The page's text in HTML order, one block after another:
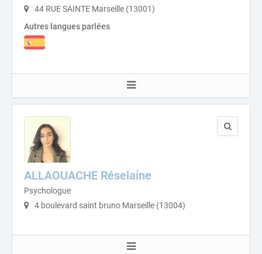
44 RUE SAINTE Marseille (13001)
Autres langues parlées
ALLAOUACHE Réselaine
Psychologue
4 boulevard saint bruno Marseille (13004)